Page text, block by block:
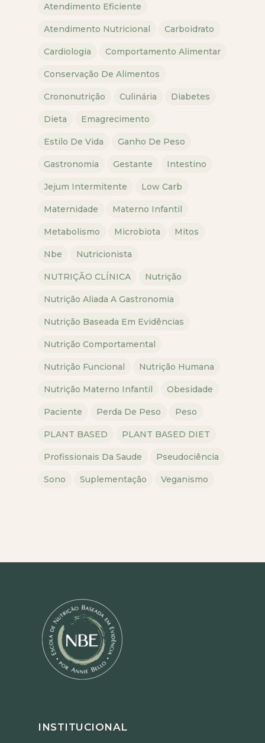
Atendimento Eficiente
Atendimento Nutricional Carboidrato
Cardiologia Comportamento Alimentar
Conservação De Alimentos
Crononutrição Culinária Diabetes
Dieta Emagrecimento
Estilo De Vida Ganho De Peso
Gastronomia Gestante Intestino
Jejum Intermitente Low Carb
Maternidade Materno Infantil
Metabolismo Microbiota Mitos
Nbe Nutricionista
NUTRIÇÃO CLÍNICA Nutrição
Nutrição Aliada A Gastronomia
Nutrição Baseada Em Evidências
Nutrição Comportamental
Nutrição Funcional Nutrição Humana
Nutrição Materno Infantil Obesidade
Paciente Perda De Peso Peso
PLANT BASED PLANT BASED DIET
Profissionais Da Saude Pseudociência
Sono Suplementação Veganismo
INSTITUCIONAL